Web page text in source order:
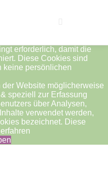
erforderlich, damit die
Diese Cookies sind
keine persönlichen
Website möglicherweise
speziell zur Erfassung
über Analysen,
verwendet werden,
bezeichnet. Diese